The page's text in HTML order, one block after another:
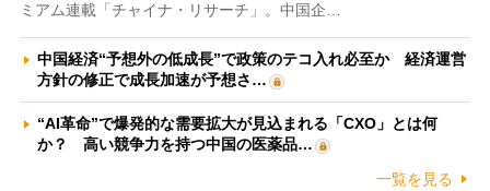
ミアム連載「チャイナ・リサーチ」。中国企…
中国経済“予想外の低成長”で政策のテコ入れ必至か 経済運営
方針の修正で成長加速が予想さ…
“AI革命”で爆発的な需要拡大が見込まれる「CXO」とは何
か？ 高い競争力を持つ中国の医薬品…
一覧を見る